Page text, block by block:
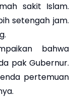
sakit Islam.
setengah jam.
bahwa
pak Gubernur.
pertemuan